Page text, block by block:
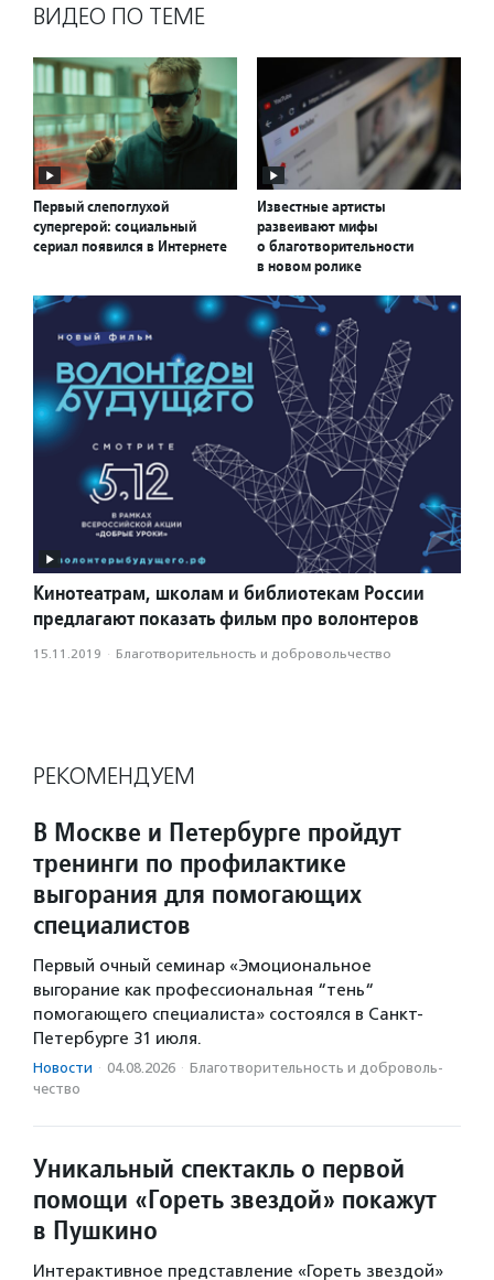
ВИДЕО ПО ТЕМЕ
Первый слепоглухой
супергерой: социальный
сериал появился в Интернете
Известные артисты
развеивают мифы
о благотворительности
в новом ролике
Кинотеатрам, школам и библиотекам России
предлагают показать фильм про волонтеров
15.11.2019 · Благотвори­тель­ность и доброволь­чест­во
РЕКОМЕНДУЕМ
В Москве и Петербурге пройдут
тренинги по профилактике
выгорания для помогающих
специалистов
Первый очный семинар «Эмоциональное
выгорание как профессиональная “тень“
помогающего специалиста» состоялся в Санкт-
Петербурге 31 июля.
Новости · 04.08.2026 · Благотвори­тель­ность и доброволь­
чест­во
Уникальный спектакль о первой
помощи «Гореть звездой» покажут
в Пушкино
Интерактивное представление «Гореть звездой»